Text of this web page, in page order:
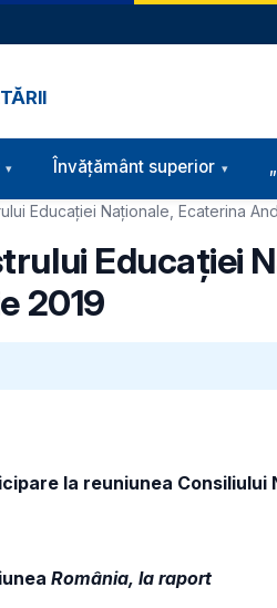
Învățământ superior
Educației Naționale, Ecaterina
Educației
2019
la reuniunea Consiliului
România, la raport